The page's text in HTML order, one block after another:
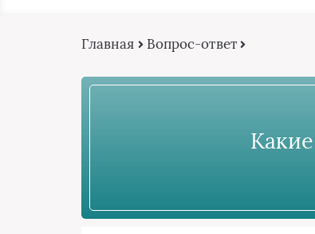
Главная Вопрос-ответ